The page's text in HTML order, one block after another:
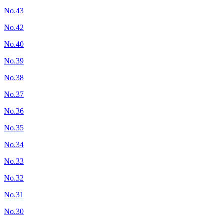
No.43
No.42
No.40
No.39
No.38
No.37
No.36
No.35
No.34
No.33
No.32
No.31
No.30